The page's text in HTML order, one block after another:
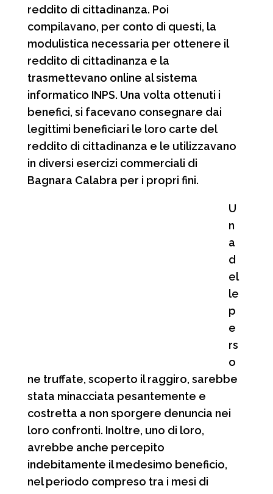
reddito di cittadinanza. Poi
compilavano, per conto di questi, la
modulistica necessaria per ottenere il
reddito di cittadinanza e la
trasmettevano online al sistema
informatico INPS. Una volta ottenuti i
benefici, si facevano consegnare dai
legittimi beneficiari le loro carte del
reddito di cittadinanza e le utilizzavano
in diversi esercizi commerciali di
Bagnara Calabra per i propri fini.
U
n
a
d
el
le
p
e
rs
o
ne truffate, scoperto il raggiro, sarebbe
stata minacciata pesantemente e
costretta a non sporgere denuncia nei
loro confronti. Inoltre, uno di loro,
avrebbe anche percepito
indebitamente il medesimo beneficio,
nel periodo compreso tra i mesi di